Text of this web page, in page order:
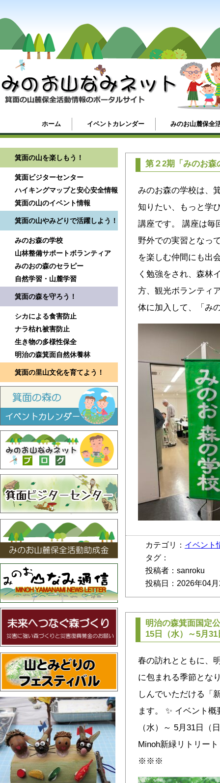
ホーム イベントカレンダー みのお山麓保全
箕面の山を楽しもう！
箕面ビジターセンター
ハイキングマップと安心安全情報
箕面の山のイベント情報
箕面の山やみどりで活躍しよう！
みのお森の学校
山林整備サポートボランティア
みのおの森のセラピー
自然学習・山麓学習
箕面の森を守ろう！
シカによる食害防止
ナラ枯れ被害防止
生き物の多様性保全
明治の森箕面自然休養林
箕面の里山文化を育てよう！
第２2期「みのお森
みのお森の学校は、
知りたい、もっと学
講座です。 講座は毎
野外での実習となっ
を楽しむ仲間にも出
く勉強をされ、森林
方、観光ボランティ
体に加入して、「み
カテゴリ： イベント
タグ：
投稿者：sanroku
投稿日：2026年04
明治の森箕面国定
15日（水）～5月
春の訪れとともに、
に包まれる季節とな
しんでいただける「
ます。 ✨ イベント
（水）～ 5月31日
Minoh新緑リトリー